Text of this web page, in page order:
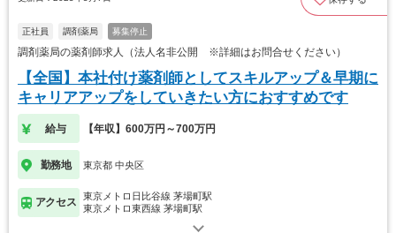
正社員 調剤薬局 募集停止
調剤薬局の薬剤師求人（法人名非公開 ※詳細はお問合せください）
【全国】本社付け薬剤師としてスキルアップ＆早期に
キャリアアップをしていきたい方におすすめです
給与 【年収】600万円～700万円
勤務地 東京都 中央区
アクセス
東京メトロ日比谷線 茅場町駅
東京メトロ東西線 茅場町駅